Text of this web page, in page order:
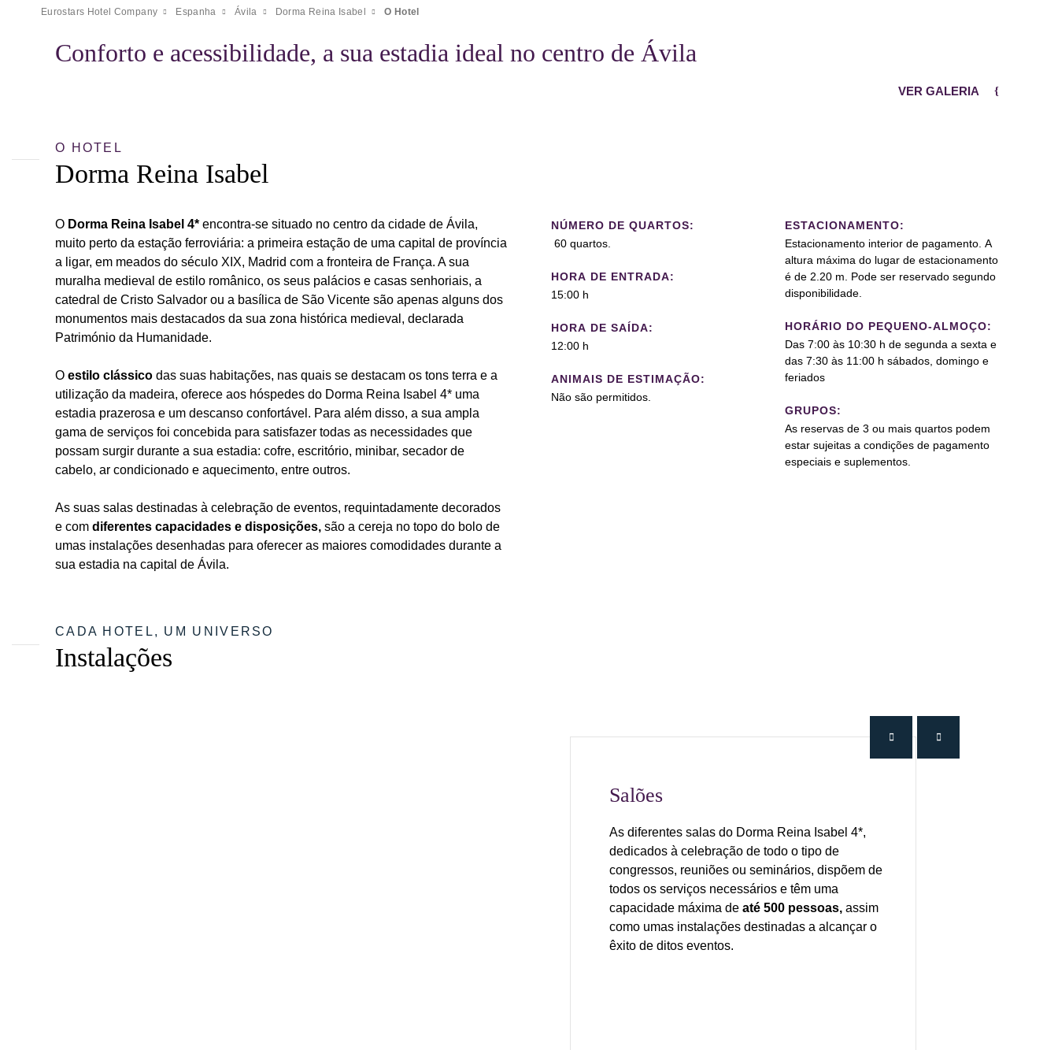
Eurostars Hotel Company Espanha Ávila Dorma Reina Isabel O Hotel
Conforto e acessibilidade, a sua estadia ideal no centro de Ávila
VER GALERIA
O HOTEL
Dorma Reina Isabel
O Dorma Reina Isabel 4* encontra-se situado no centro da cidade de Ávila,
muito perto da estação ferroviária: a primeira estação de uma capital de província
a ligar, em meados do século XIX, Madrid com a fronteira de França. A sua
muralha medieval de estilo românico, os seus palácios e casas senhoriais, a
catedral de Cristo Salvador ou a basílica de São Vicente são apenas alguns dos
monumentos mais destacados da sua zona histórica medieval, declarada
Património da Humanidade.
O estilo clássico das suas habitações, nas quais se destacam os tons terra e a
utilização da madeira, oferece aos hóspedes do Dorma Reina Isabel 4* uma
estadia prazerosa e um descanso confortável. Para além disso, a sua ampla
gama de serviços foi concebida para satisfazer todas as necessidades que
possam surgir durante a sua estadia: cofre, escritório, minibar, secador de
cabelo, ar condicionado e aquecimento, entre outros.
As suas salas destinadas à celebração de eventos, requintadamente decorados
e com diferentes capacidades e disposições, são a cereja no topo do bolo de
umas instalações desenhadas para oferecer as maiores comodidades durante a
sua estadia na capital de Ávila.
NÚMERO DE QUARTOS:
60 quartos.
HORA DE ENTRADA:
15:00 h
HORA DE SAÍDA:
12:00 h
ANIMAIS DE ESTIMAÇÃO:
Não são permitidos.
ESTACIONAMENTO:
Estacionamento interior de pagamento. A
altura máxima do lugar de estacionamento
é de 2.20 m. Pode ser reservado segundo
disponibilidade.
HORÁRIO DO PEQUENO-ALMOÇO:
Das 7:00 às 10:30 h de segunda a sexta e
das 7:30 às 11:00 h sábados, domingo e
feriados
GRUPOS:
As reservas de 3 ou mais quartos podem
estar sujeitas a condições de pagamento
especiais e suplementos.
CADA HOTEL, UM UNIVERSO
Instalações
Salões
As diferentes salas do Dorma Reina Isabel 4*,
dedicados à celebração de todo o tipo de
congressos, reuniões ou seminários, dispõem de
todos os serviços necessários e têm uma
capacidade máxima de até 500 pessoas, assim
como umas instalações destinadas a alcançar o
êxito de ditos eventos.